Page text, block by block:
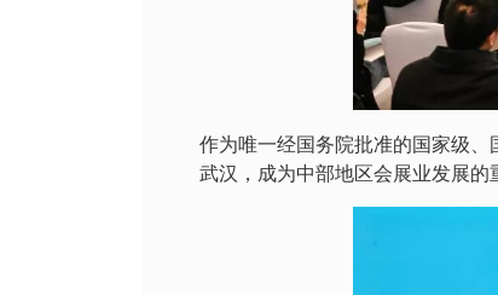
作为唯一经国务院批准的国家级
武汉，成为中部地区会展业发展的